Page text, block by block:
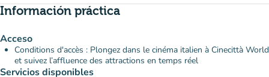
Información práctica
Acceso
Conditions d'accès : Plongez dans le cinéma italien à Cinecittà World
et suivez l’affluence des attractions en temps réel
Servicios disponibles